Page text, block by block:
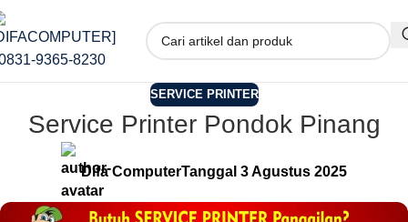
SERVICE PRINTER
Service Printer Pondok Pinang
Difa ComputerTanggal 3 Agustus 2025